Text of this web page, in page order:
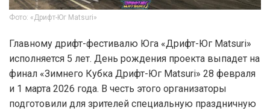
Фото: «Дрифт-Юг Matsuri»
Главному дрифт-фестивалю Юга «Дрифт-Юг Matsuri»
исполняется 5 лет. День рождения проекта выпадет на
финал «Зимнего Кубка Дрифт-Юг Matsuri» 28 февраля
и 1 марта 2026 года. В честь этого организаторы
подготовили для зрителей специальную праздничную